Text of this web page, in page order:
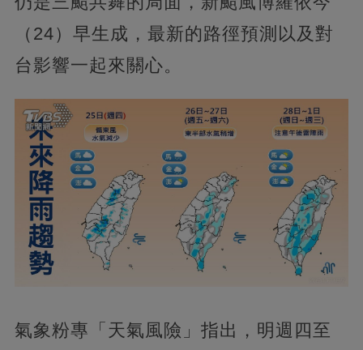
（24）早生成，最新的路徑預測以及對
台影響一起來關心。
氣象粉專「天氣風險」指出，明週四至